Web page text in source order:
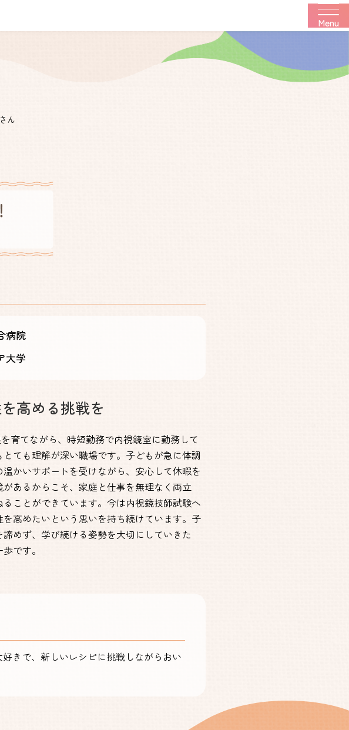
ん
病院
大学
高める挑戦を
育てながら、時短勤務で内視鏡室に勤務して
ても理解が深い職場です。子どもが急に体調
かいサポートを受けながら、安心して休暇を
あるからこそ、家庭と仕事を無理なく両立
ことができています。今は内視鏡技師試験へ
高めたいという思いを持ち続けています。子
めず、学び続ける姿勢を大切にしていきた
です。
きで、新しいレシピに挑戦しながらおい